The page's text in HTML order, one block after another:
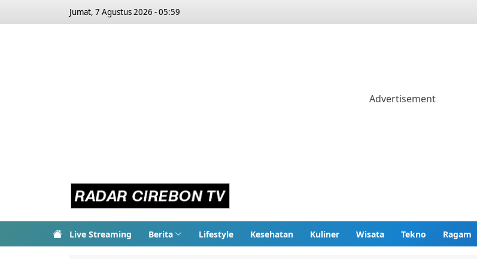
Jumat, 7 Agustus 2026 - 05:59
Live Streaming Berita Lifestyle Kesehatan Kuliner Wisata Tekno Ragam